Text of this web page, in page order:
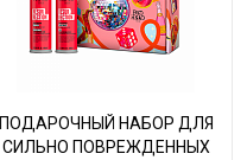
ПОДАРОЧНЫЙ НАБОР ДЛЯ
СИЛЬНО ПОВРЕЖДЕННЫХ